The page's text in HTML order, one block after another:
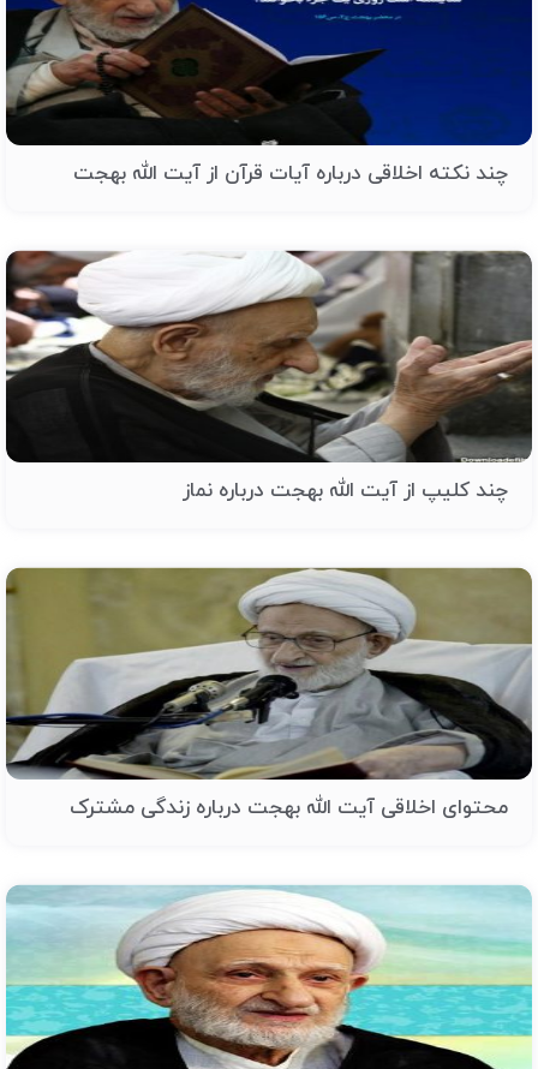
چند نکته اخلاقی درباره آیات قرآن از آیت الله بهجت
چند کلیپ از آیت الله بهجت درباره نماز
محتوای اخلاقی آیت الله بهجت درباره زندگی مشترک